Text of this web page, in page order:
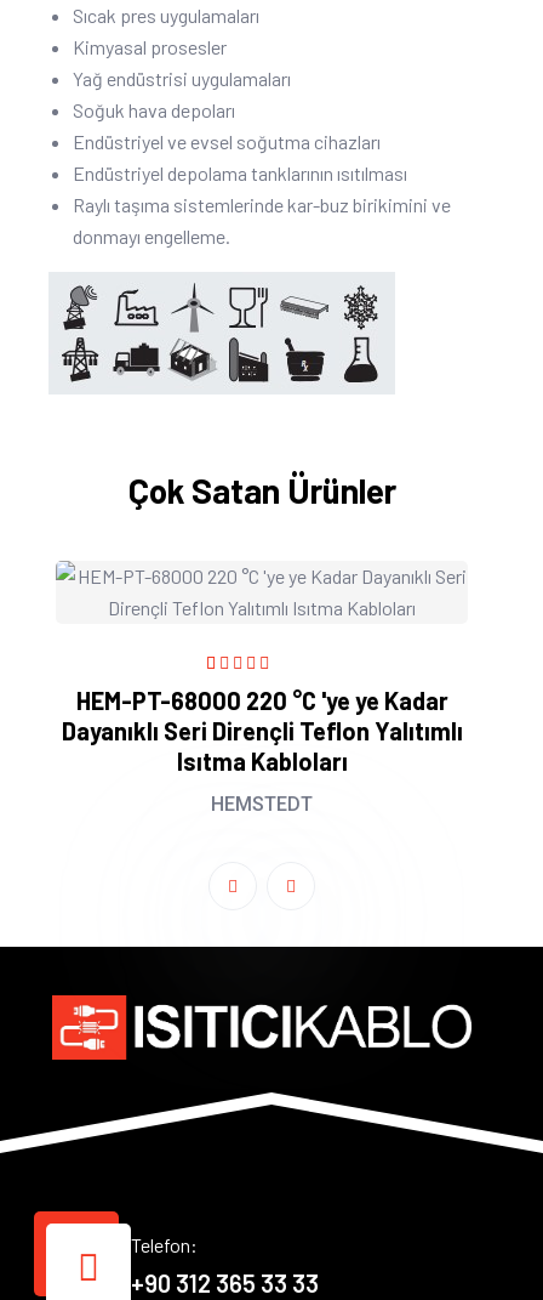
Sıcak pres uygulamaları
Kimyasal prosesler
Yağ endüstrisi uygulamaları
Soğuk hava depoları
Endüstriyel ve evsel soğutma cihazları
Endüstriyel depolama tanklarının ısıtılması
Raylı taşıma sistemlerinde kar-buz birikimini ve
donmayı engelleme.
Çok Satan Ürünler
Rated 5.00 out
of 5 based on
1
customer
rating
HEM-PT-68000 220 °C 'ye ye Kadar
Dayanıklı Seri Dirençli Teflon Yalıtımlı
Isıtma Kabloları
HEMSTEDT
Telefon:
+90 312 365 33 33